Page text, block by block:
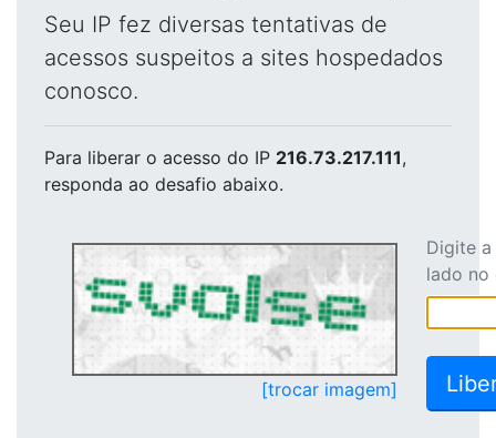
Seu IP fez diversas tentativas de
acessos suspeitos a sites hospedados
conosco.
Para liberar o acesso do IP 216.73.217.111,
responda ao desafio abaixo.
[trocar imagem]
Digite
lado no